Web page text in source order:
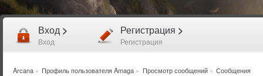
Вход >
Вход
Регистрация >
Регистрация
Arcana» Профиль пользователя Amaga » Просмотр сообщений» Сообщения